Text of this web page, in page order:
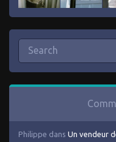
Philippe dans Un vendeur